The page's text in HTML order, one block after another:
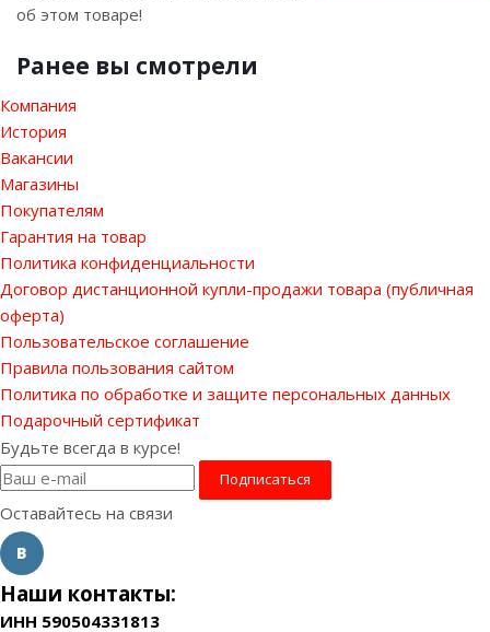
об этом товаре!
Ранее вы смотрели
Компания
История
Вакансии
Магазины
Покупателям
Гарантия на товар
Политика конфиденциальности
Договор дистанционной купли-продажи товара (публичная
оферта)
Пользовательское соглашение
Правила пользования сайтом
Политика по обработке и защите персональных данных
Подарочный сертификат
Будьте всегда в курсе!
Оставайтесь на связи
Наши контакты:
ИНН 590504331813